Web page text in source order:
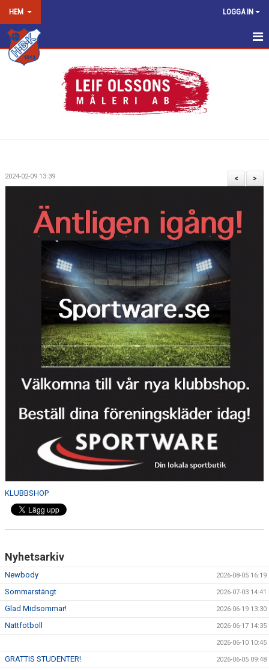
HEM LOGGA IN
HEM
VÅRA LAG/TRÄNARE
MATCHER
>
<
2024-02-09 13:39
KLUBBSHOP
Nyhetsarkiv
Newbody 2026-08-05 16:19
Sommarstängt 2026-07-03 14:41
Glad Midsommar! 2026-06-19 13:30
Nattfotboll 2026-06-17 14:35
2026-06-10 10:45
GRATTIS STUDENTER! 2026-06-05 09:48